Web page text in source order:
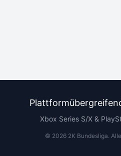
Xbox Series S/X &
© 20262K Bundesliga.